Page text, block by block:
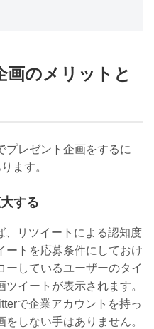
のメリットと
プレゼント企画をするに
ます。
する
、リツイートによる認知度
ートを応募条件にしておけ
ーしているユーザーのタイ
イートが表示されます。
で企業アカウントを持っ
しない手はありません。